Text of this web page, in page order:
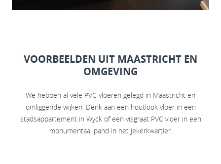
VOORBEELDEN UIT MAASTRICHT EN
OMGEVING
We hebben al vele PVC vloeren gelegd in Maastricht en
omliggende wijken. Denk aan een houtlook vloer in een
stadsappartement in Wyck of een visgraat PVC vloer in een
monumentaal pand in het Jekerkwartier.